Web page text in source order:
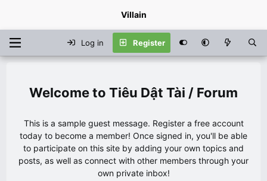
Villain
Log in Register
Tiêu Dật Tài / Forum
This is a sample guest message. Register a free account
today to become a member! Once signed in, you'll be able
to participate on this site by adding your own topics and
posts, as well as connect with other members through your
own private inbox!